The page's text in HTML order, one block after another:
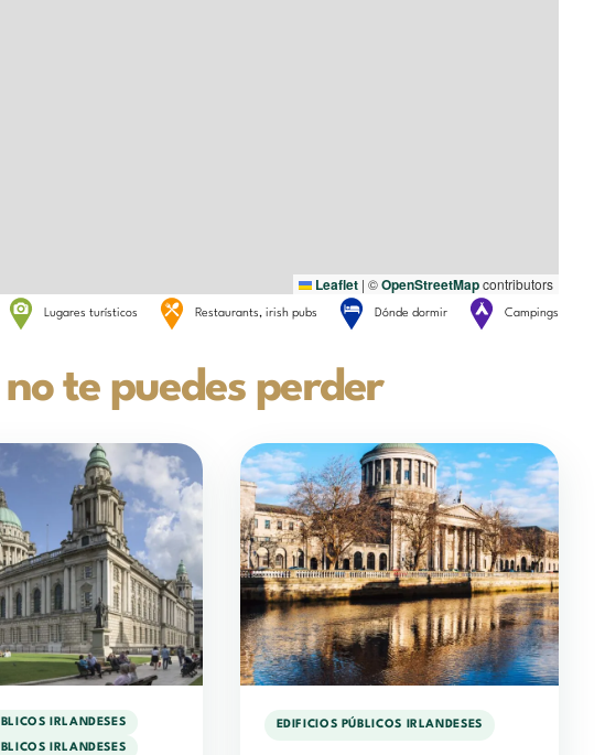
Leaflet | ©OpenStreetMapcontributors
Lugares turísticos Restaurants, irish pubs Dónde dormir Campings
te puedes perder
IRLANDESES
IRLANDESES
EDIFICIOS PÚBLICOS IRLANDESES